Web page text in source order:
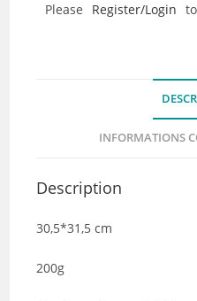
Collection
Please Register/Login
INFORMATIONS
Description
30,5*31,5 cm
200g